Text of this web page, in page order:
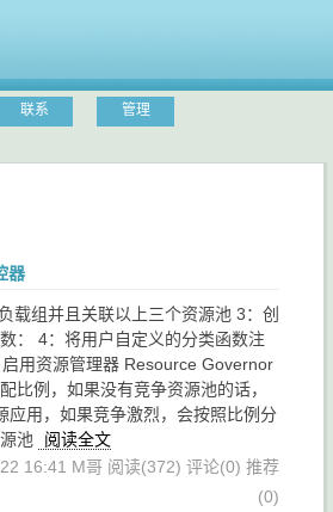
联系 管理
器
载组并且关联以上三个资源池 3：创
： 4：将用户自定义的分类函数注
用资源管理器 Resource Governor
比例，如果没有竞争资源池的话，
应用，如果竞争激烈，会按照比例分
池
阅读全文
16:41 M哥 阅读(372) 评论(0) 推荐
(0)